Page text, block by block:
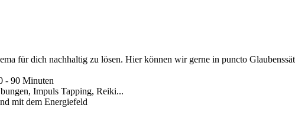
für dich nachhaltig zu lösen. Hier können wir gerne in puncto
- 90 Minuten
Impuls Tapping, Reiki...
mit dem Energiefeld